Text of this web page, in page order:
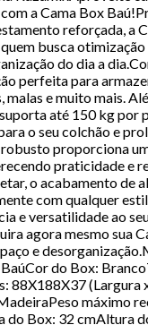
a Cama Box
reforçada, a
busca otimização
do dia a
perfeita para
e muito mais.
até 150 kg por
o seu colchão e
proporciona
praticidade e
o acabamento de
com qualquer
e versatilidade ao
agora mesmo sua
e
do Box:
88X188X37 (Largura
máximo
do Box: 32 cmAltura